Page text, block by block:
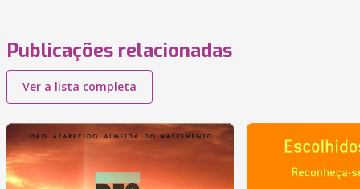
Publicações relacionadas
Ver a lista completa